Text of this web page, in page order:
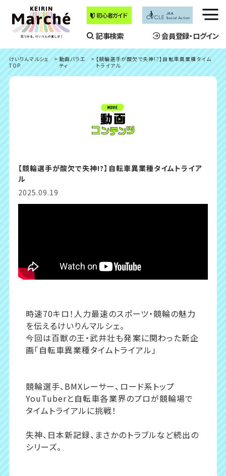
初心者ガイド
記事検索 会員登録・ログイン
メ
ュ
ー
を
開
く
けいりんマルシェ
TOP
動画バラエ
ティ
【競輪選手が酸欠で失神!?】自転車異業種タイム
トライアル
【競輪選手が酸欠で失神!?】自転車異業種タイムトライア
ル
2025.09.19
時速70キロ！人力最速のスポーツ・競輪の魅力
を伝えるけいりんマルシェ。
今回は百獣の王・武井壮も発案に関わった新企
画「自転車異業種タイムトライアル」
競輪選手、BMXレーサー、ロード系トップ
YouTuberと自転車各業界のプロが競輪場で
タイムトライアルに挑戦！
失神、日本新記録、まさかのトラブルなど続出の
シリーズ。